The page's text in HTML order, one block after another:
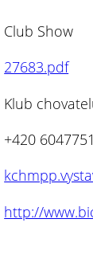
Club Show
27683.pdf
Klub
+420
http://